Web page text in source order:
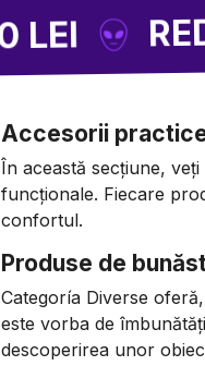
Accesorii
În această secțiune,
funcționale. Fiecare
confortul.
Produse de
Categoría Diverse
este vorba de
descoperirea unor